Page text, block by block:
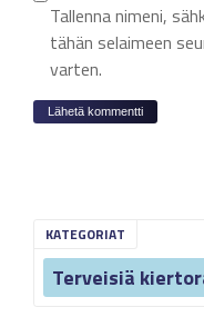
KATEGORIAT
Terveisiä
Tallenna nimeni,
tähän selaimeen
varten.